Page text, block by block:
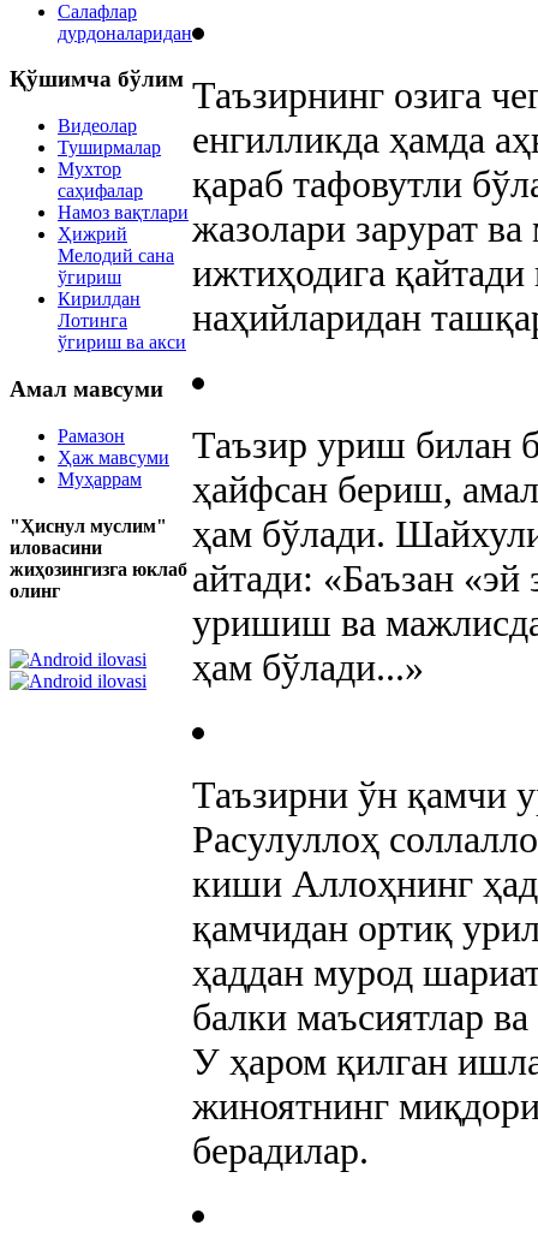
Салафлар
дурдоналаридан
Қўшимча бўлим
Видеолар
Туширмалар
Мухтор
саҳифалар
Намоз вақтлари
Ҳижрий
Мелодий сана
ўгириш
Кирилдан
Лотинга
ўгириш ва акси
Амал мавсуми
Рамазон
Ҳаж мавсуми
Муҳаррам
"Ҳиснул муслим"
иловасини
жиҳозингизга юклаб
олинг
Таъзирнинг озига
енгилликда ҳамда
қараб тафовутли
жазолари зарурат
ижтиҳодига
наҳийларидан
Таъзир уриш билан
ҳайфсан бериш,
ҳам бўлади.
айтади: «Баъзан
уришиш ва
ҳам бўлади...»
Таъзирни ўн қамчи
Расулуллоҳ
киши Аллоҳнинг
қамчидан ортиқ
ҳаддан мурод
балки маъсиятлар
У ҳаром қилган
жиноятнинг
берадилар.